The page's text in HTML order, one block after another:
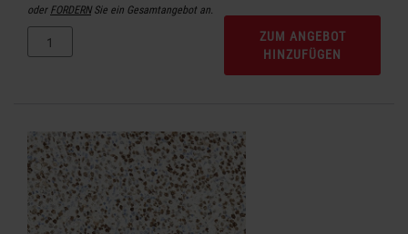
oderFORDERNSie ein Gesamtangebot an.
ZUM ANGEBOT
HINZUFÜGEN